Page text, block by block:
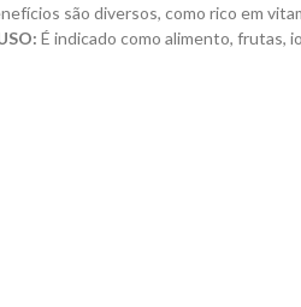
são diversos, como rico em
É indicado como alimento, frutas,